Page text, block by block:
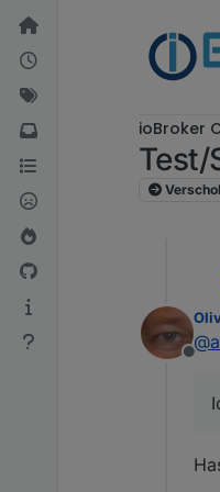
Weiter zum Inhalt
ioBroker
Test/
@